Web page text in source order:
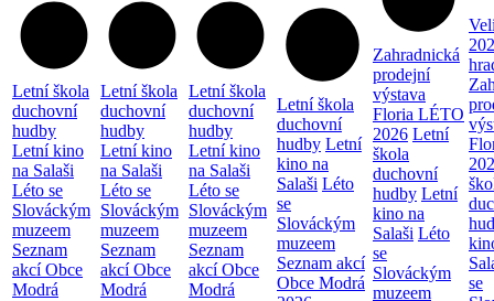
Letní škola
duchovní
hudby
Letní kino
na Salaši
Léto se
Slováckým
muzeem
Seznam
akcí Obce
Modrá
Letní škola
duchovní
hudby
Letní kino
na Salaši
Léto se
Slováckým
muzeem
Seznam
akcí Obce
Modrá
Letní škola
duchovní
hudby
Letní kino
na Salaši
Léto se
Slováckým
muzeem
Seznam
akcí Obce
Modrá
Letní škola
duchovní
hudby Letní
kino na
Salaši Léto
se
Slováckým
muzeem
Seznam akcí
Obce Modrá
Zahradnická
prodejní
výstava
Floria LÉTO
2026 Letní
škola
duchovní
hudby Letní
kino na
Salaši Léto
se
Slováckým
muzeem
se